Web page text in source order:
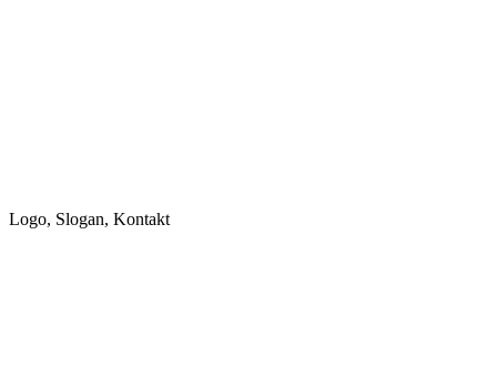
Logo, Slogan, Kontakt